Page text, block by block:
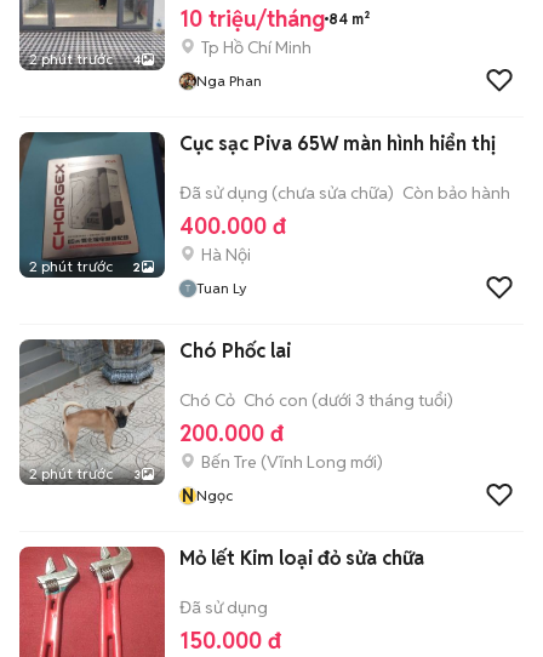
2 phút trước 4
10 triệu/tháng 84 m²
Tp Hồ Chí Minh
Nga Phan
2 phút trước 2
Cục sạc Piva 65W màn hình hiển thị
Đã sử dụng (chưa sửa chữa) Còn bảo hành
400.000 đ
Hà Nội
Tuan Ly
2 phút trước 3
Chó Phốc lai
Chó Cỏ Chó con (dưới 3 tháng tuổi)
200.000 đ
Bến Tre (Vĩnh Long mới)
NNgọc
Mỏ lết Kim loại đỏ sửa chữa
Đã sử dụng
150.000 đ